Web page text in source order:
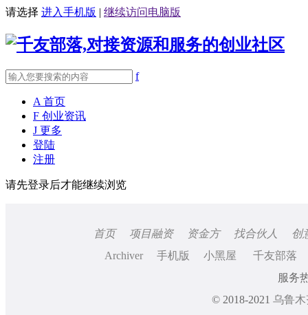
请选择 进入手机版 | 继续访问电脑版
f
A 首页
F 创业资讯
J 更多
登陆
注册
请先登录后才能继续浏览
首页 项目融资 资金方 找合伙人
创
Archiver
手机版 小黑屋
千友部落
服务
© 2018-2021 乌鲁